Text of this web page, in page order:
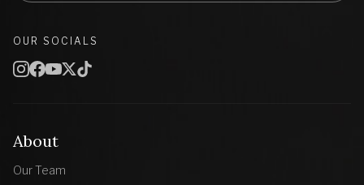
About
Our Team
OUR SOCIALS